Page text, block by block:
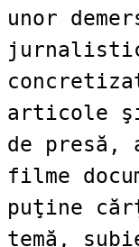
unor
articole
de presă,
filme
puţine
temă,